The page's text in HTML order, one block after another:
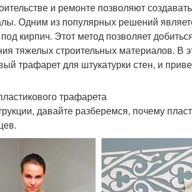
и ремонте позволяют
Одним из популярных решений
кирпич. Этот метод позволяет
тяжелых строительных материалов. В
трафарет для штукатурки стен, и
трафарета
давайте разберемся, почему